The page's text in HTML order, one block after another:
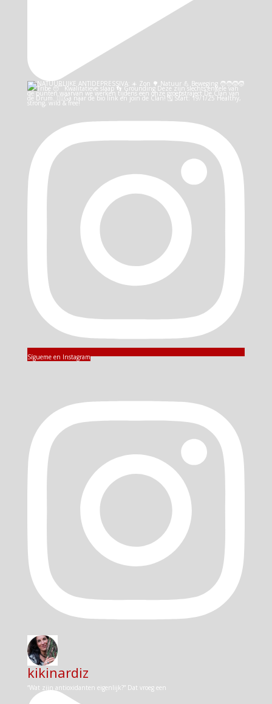
Sígueme en Instagram
kikinardiz
“Wat zijn antioxidanten eigenlijk?” Dat vroeg een